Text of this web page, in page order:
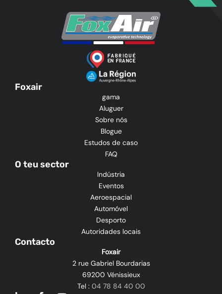
Foxair
gama
Aluguer
Sobre nós
Blogue
Estudos de caso
FAQ
O teu sector
Indústria
Eventos
Aeroespacial
Automóvel
Desporto
Autoridades locais
Contacto
Foxair
2 rue Gabriel Bourdarias
69200 Vénissieux
Tel : 04 78 84 40 00